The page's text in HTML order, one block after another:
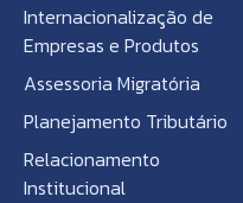
Internacionalização de
Empresas e Produtos
Assessoria Migratória
Planejamento Tributário
Relacionamento
Institucional